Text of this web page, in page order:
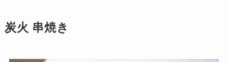
炭火 串焼き